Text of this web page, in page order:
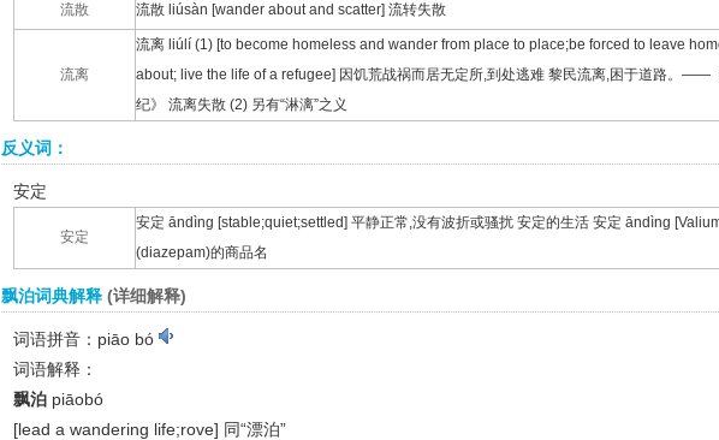
流散 流散 liúsàn [wander about and scatter] 流转失散
流离
流离 liúlí (1) [to become homeless and wander from place to place;be forced to leave
about; live the life of a refugee] 因饥荒战祸而居无定所,到处逃难 黎民流离,困于道路。——
纪》 流离失散 (2) 另有“淋漓”之义
反义词：
安定
安定
安定 āndìng [stable;quiet;settled] 平静正常,没有波折或骚扰 安定的生活 安定 āndìng
(diazepam)的商品名
飘泊词典解释 (详细解释)
词语拼音：piāo bó
词语解释：
飘泊 piāobó
[lead a wandering life;rove] 同“漂泊”